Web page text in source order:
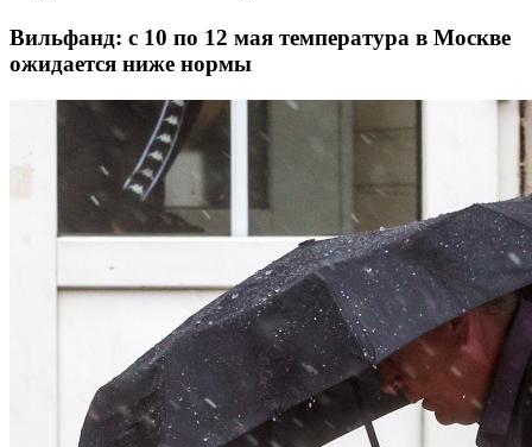
Вильфанд: с 10 по 12 мая температура в Москве
ожидается ниже нормы